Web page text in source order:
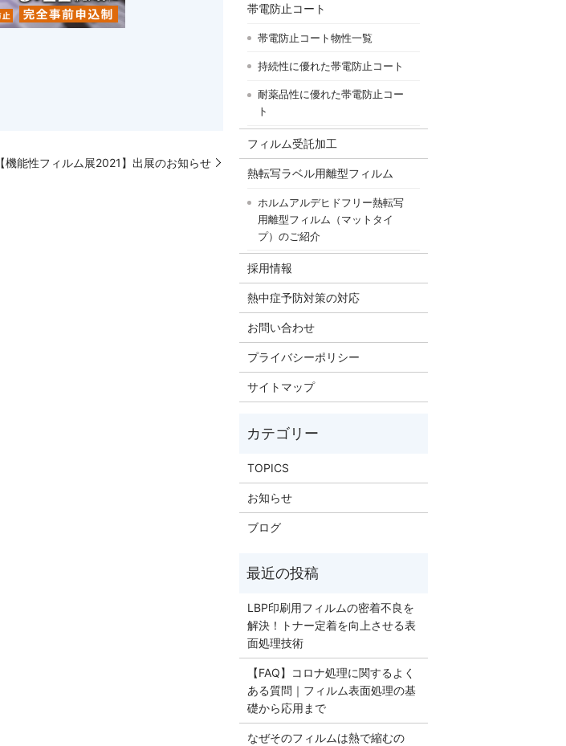
【機能性フィルム展2021】出展のお知らせ
帯電防止コート
帯電防止コート物性一覧
持続性に優れた帯電防止コート
耐薬品性に優れた帯電防止コー
ト
フィルム受託加工
熱転写ラベル用離型フィルム
ホルムアルデヒドフリー熱転写
用離型フィルム（マットタイ
プ）のご紹介
採用情報
熱中症予防対策の対応
お問い合わせ
プライバシーポリシー
サイトマップ
TOPICS
お知らせ
ブログ
LBP印刷用フィルムの密着不良を
解決！トナー定着を向上させる表
面処理技術
【FAQ】コロナ処理に関するよく
ある質問｜フィルム表面処理の基
礎から応用まで
なぜそのフィルムは熱で縮むの